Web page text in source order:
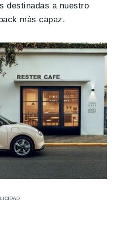
destinadas a nuestro
más capaz.